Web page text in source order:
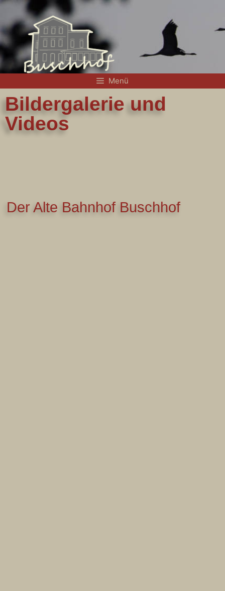
Menü
Bildergalerie und
Videos
Der Alte Bahnhof Buschhof